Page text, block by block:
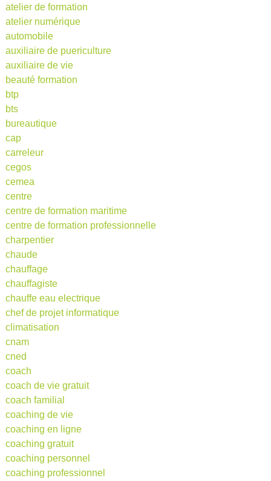
atelier de formation
atelier numérique
automobile
auxiliaire de puericulture
auxiliaire de vie
beauté formation
btp
bts
bureautique
cap
carreleur
cegos
cemea
centre
centre de formation maritime
centre de formation professionnelle
charpentier
chaude
chauffage
chauffagiste
chauffe eau electrique
chef de projet informatique
climatisation
cnam
cned
coach
coach de vie gratuit
coach familial
coaching de vie
coaching en ligne
coaching gratuit
coaching personnel
coaching professionnel